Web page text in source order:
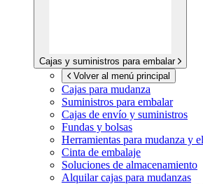
Cajas y suministros para embalar
Volver al menú principal
Cajas para mudanza
Suministros para embalar
Cajas de envío y suministros
Fundas y bolsas
Herramientas para mudanza y
Cinta de embalaje
Soluciones de almacenamiento
Alquilar cajas para mudanzas